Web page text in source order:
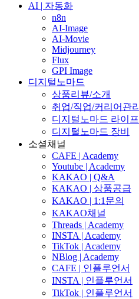
AI | 자동화
n8n
AI-Image
AI-Movie
Midjourney
Flux
GPI Image
디지털노마드
상품리뷰/소개
취업/직업/커리어관리
디지털노마드 라이프
디지털노마드 장비
소셜채널
CAFE | Academy
Youtube | Academy
KAKAO | Q&A
KAKAO | 상품공급
KAKAO | 1:1문의
KAKAO채널
Threads | Academy
INSTA | Academy
TikTok | Academy
NBlog | Academy
CAFE | 인플루언서
INSTA | 인플루언서
TikTok | 인플루언서